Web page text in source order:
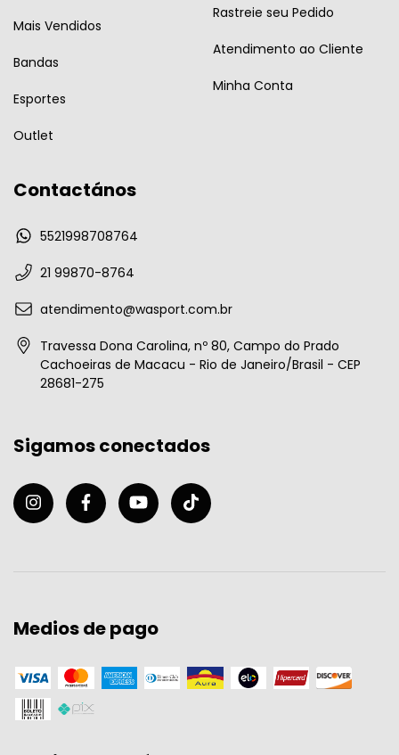
Mais Vendidos
Bandas
Esportes
Outlet
Rastreie seu Pedido
Atendimento ao Cliente
Minha Conta
Contactános
5521998708764
21 99870-8764
atendimento@wasport.com.br
Travessa Dona Carolina, nº 80, Campo do Prado
Cachoeiras de Macacu - Rio de Janeiro/Brasil - CEP
28681-275
Sigamos conectados
Medios de pago